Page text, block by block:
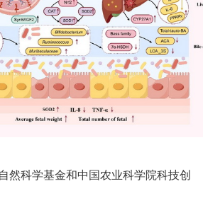
然科学基金和中国农业科学院科技创